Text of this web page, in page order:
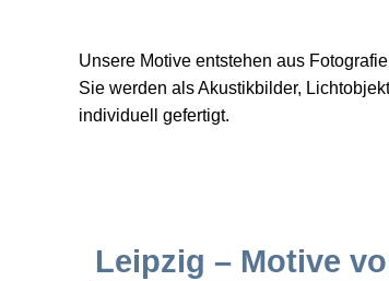
Unsere Motive entstehen aus
Sie werden als Akustikbilder,
individuell gefertigt.
Leipzig – Motive